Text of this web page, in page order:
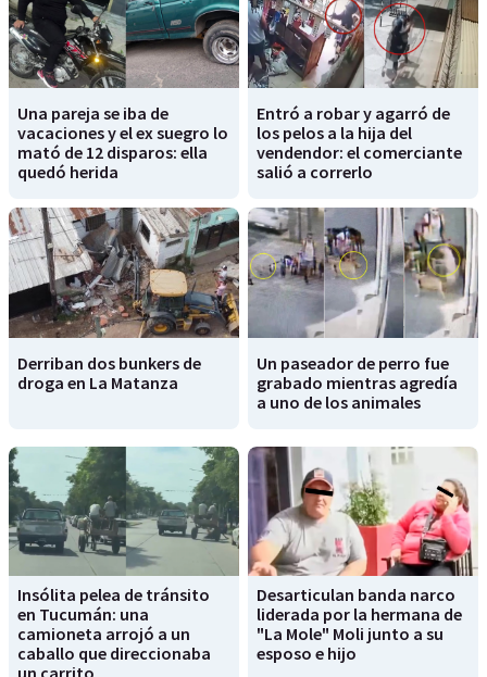
Una pareja se iba de
vacaciones y el ex suegro lo
mató de 12 disparos: ella
quedó herida
Entró a robar y agarró de
los pelos a la hija del
vendendor: el comerciante
salió a correrlo
Derriban dos bunkers de
droga en La Matanza
Un paseador de perro fue
grabado mientras agredía
a uno de los animales
Insólita pelea de tránsito
en Tucumán: una
camioneta arrojó a un
caballo que direccionaba
un carrito
Desarticulan banda narco
liderada por la hermana de
"La Mole" Moli junto a su
esposo e hijo